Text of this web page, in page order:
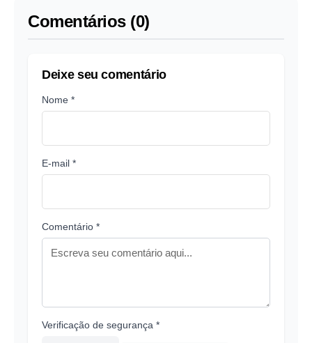
Comentários (0)
Deixe seu comentário
Nome *
E-mail *
Comentário *
Verificação de segurança *